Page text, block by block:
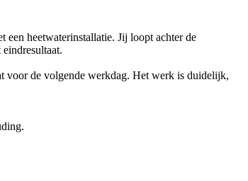
een heetwaterinstallatie. Jij loopt achter de
voor de volgende werkdag. Het werk is duidelijk,